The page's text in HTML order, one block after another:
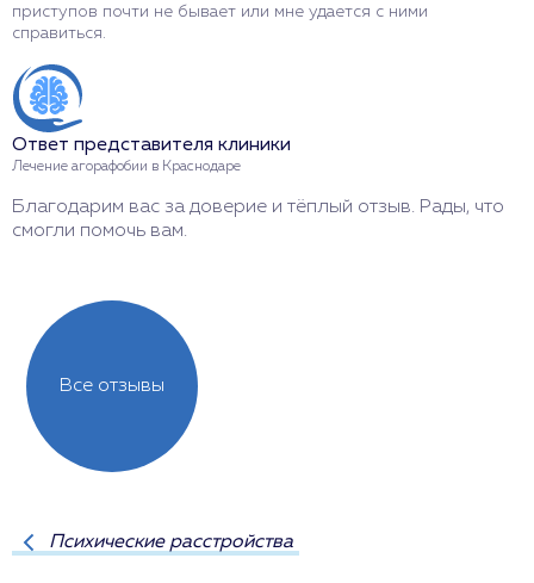
приступов почти не бывает или мне удается с ними
справиться.
Ответ представителя клиники
Лечение агорафобии в Краснодаре
Благодарим вас за доверие и тёплый отзыв. Рады, что
смогли помочь вам.
Все отзывы
Психические расстройства